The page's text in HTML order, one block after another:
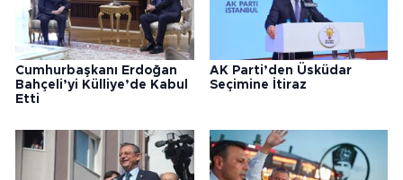
Cumhurbaşkanı Erdoğan
Bahçeli’yi Külliye’de Kabul
Etti
AK Parti’den Üsküdar
Seçimine İtiraz